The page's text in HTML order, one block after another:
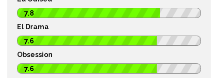
7.8
El Drama
7.6
Obsession
7.6